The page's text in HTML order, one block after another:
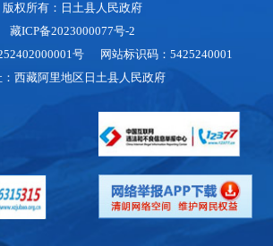
版权所有：日土县人民政府
藏ICP备2023000077号-2
号 网站标识码：5425240001
：西藏阿里地区日土县人民政府